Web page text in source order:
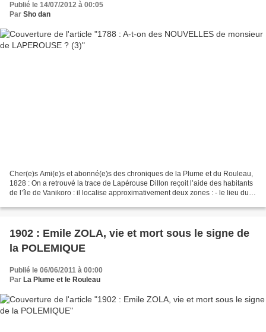
Publié le 14/07/2012 à 00:05
Par Sho dan
Cher(e)s Ami(e)s et abonné(e)s des chroniques de la Plume et du Rouleau,
1828 : On a retrouvé la trace de Lapérouse Dillon reçoit l’aide des habitants
de l’île de Vanikoro : il localise approximativement deux zones : - le lieu du
1902 : Emile ZOLA, vie et mort sous le signe de
la POLEMIQUE
Publié le 06/06/2011 à 00:00
Par La Plume et le Rouleau